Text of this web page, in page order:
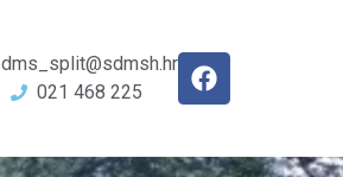
dms_split@sdmsh.hr
021 468 225